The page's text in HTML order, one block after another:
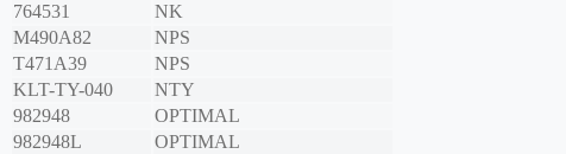
764531
NK
M490A82
NPS
T471A39
NPS
KLT-TY-040
NTY
982948
OPTIMAL
982948L
OPTIMAL